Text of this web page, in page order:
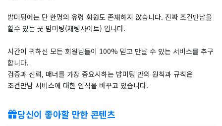
밤미팅에는 단 한명의 유령 회원도 존재하지 않습니다. 진짜 조건만남을
할수 있는 곳 밤미팅(채팅사이트) 입니다.
시간이 귀하신 모든 회원님들이 100% 믿고 만날 수 있는 서비스를 추구
합니다.
검증과 신뢰, 매너를 가장 중요시하는 밤미팅 만의 원칙과 규칙은
조건만남 서비스에 대한 인식을 바꾸고 있습니다.
당신이 좋아할 만한 콘텐츠